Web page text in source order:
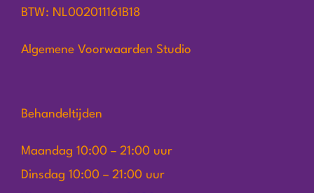
BTW: NL002011161B18
Algemene Voorwaarden Studio
Behandeltijden
Maandag 10:00 – 21:00 uur
Dinsdag 10:00 – 21:00 uur